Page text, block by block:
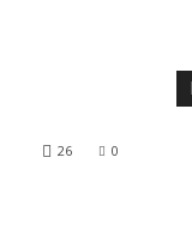
0
26